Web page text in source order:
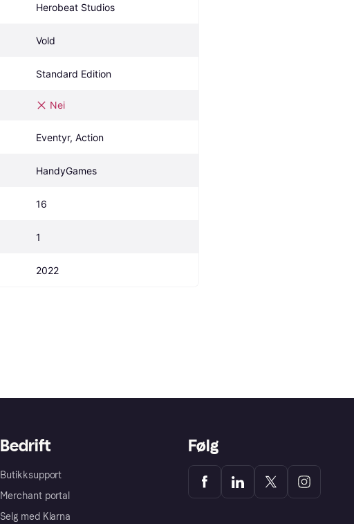
Herobeat Studios
Vold
Standard Edition
Nei
Eventyr, Action
HandyGames
16
1
2022
Bedrift
Butikksupport
Merchant portal
Selg med Klarna
Følg